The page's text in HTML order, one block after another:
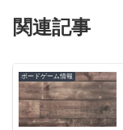
関連記事
ボードゲーム情報